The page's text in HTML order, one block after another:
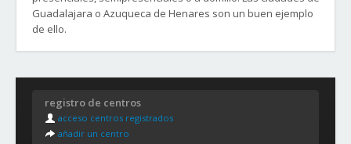
Guadalajara o Azuqueca de Henares son un buen ejemplo
de ello.
- El Alamín
- El Balconcillo
- Cacharrerías
registro de centros
acceso centros registrados
añadir un centro